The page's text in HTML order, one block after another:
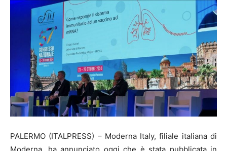
PALERMO (ITALPRESS) – Moderna Italy, filiale italiana di